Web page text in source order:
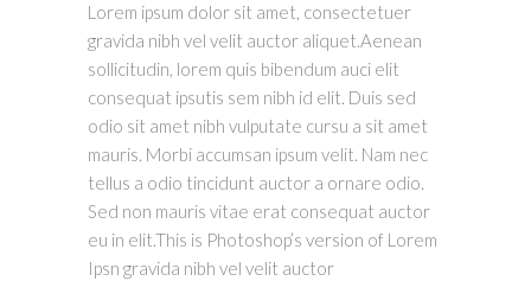
Lorem ipsum dolor sit amet, consectetuer
gravida nibh vel velit auctor aliquet.Aenean
sollicitudin, lorem quis bibendum auci elit
consequat ipsutis sem nibh id elit. Duis sed
odio sit amet nibh vulputate cursu a sit amet
mauris. Morbi accumsan ipsum velit. Nam nec
tellus a odio tincidunt auctor a ornare odio.
Sed non mauris vitae erat consequat auctor
eu in elit.This is Photoshop’s version of Lorem
Ipsn gravida nibh vel velit auctor